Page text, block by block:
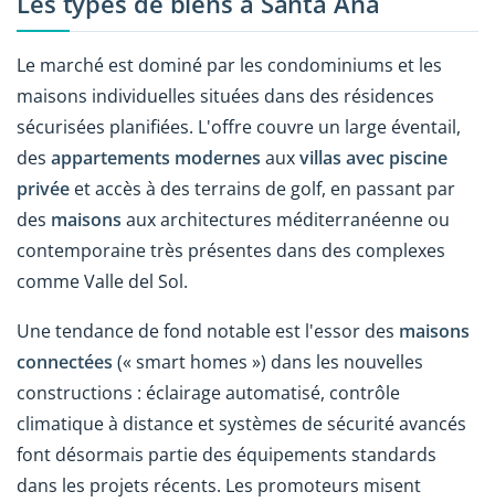
Le marché est dominé par les condominiums et les
maisons individuelles situées dans des résidences
sécurisées planifiées. L'offre couvre un large éventail,
des appartements modernes auxvillas avec piscine
privée et accès à des terrains de golf, en passant par
des maisons aux architectures méditerranéenne ou
contemporaine très présentes dans des complexes
comme Valle del Sol.
Une tendance de fond notable est l'essor des maisons
connectées (« smart homes ») dans les nouvelles
constructions : éclairage automatisé, contrôle
climatique à distance et systèmes de sécurité avancés
font désormais partie des équipements standards
dans les projets récents. Les promoteurs misent